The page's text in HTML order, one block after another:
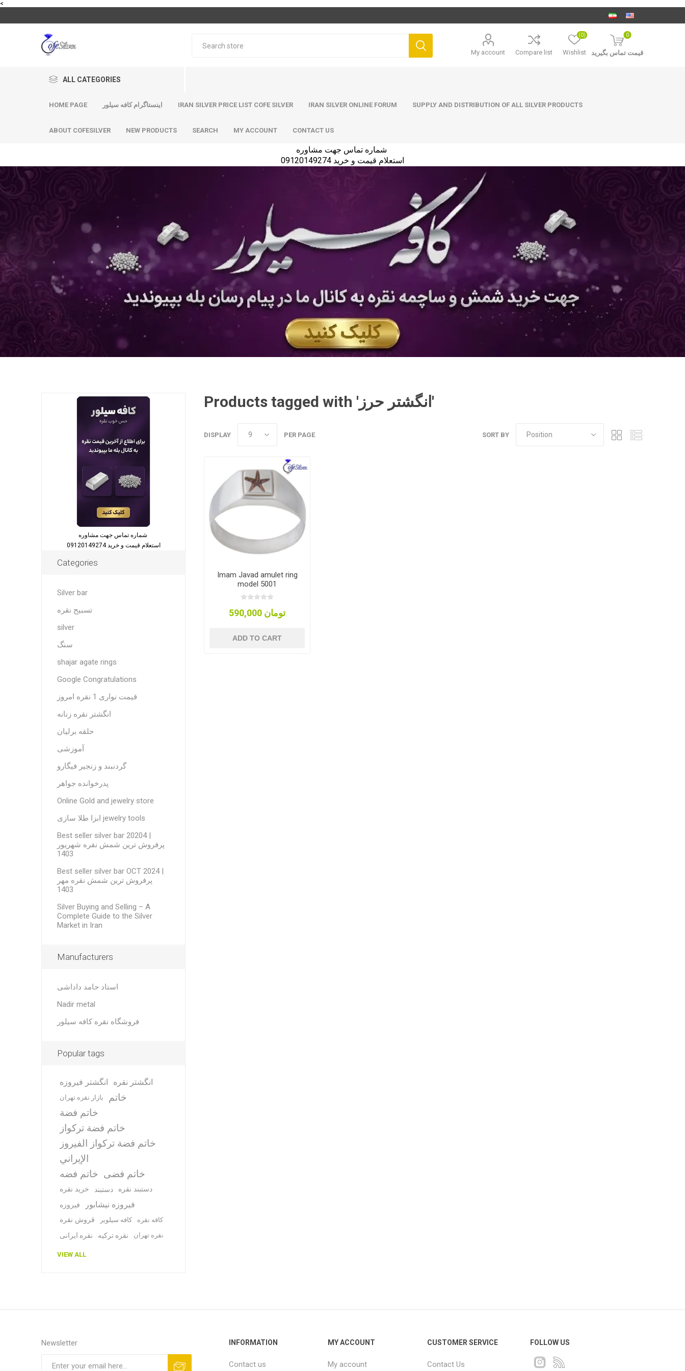
<
My account Compare list Wishlist
(0) 0
قیمت تماس بگیرید
ALL CATEGORIES
HOME PAGE اینستاگرام کافه سیلور IRAN SILVER PRICE LIST COFE SILVER IRAN SILVER ONLINE FORUM SUPPLY AND DISTRIBUTION OF ALL SILVER PRODUCTS
ABOUT COFESILVER NEW PRODUCTS SEARCH MY ACCOUNT CONTACT US
استعلام قیمت و خرید 09120149274
Products tagged with 'انگشتر حرز'
SORT BY
DISPLAY PER PAGE
Imam Javad amulet ring
model 5001
590,000 تومان
ADD TO CART
استعلام قیمت و خرید 09120149274
Categories
Silver bar
تسبیح نقره
silver
سنگ
shajar agate rings
Google Congratulations
قیمت نواری 1 نقره امروز
انگشتر نقره زنانه
حلقه برلیان
آموزشی
گردنبند و زنجیر فیگارو
پدرخوانده جواهر
Online Gold and jewelry store
ابزا طلا سازی jewelry tools
Best seller silver bar 20204 |
پرفروش ترین شمش نقره شهریور
1403
Best seller silver bar OCT 2024 |
پرفروش ترین شمش نقره مهر
1403
Silver Buying and Selling – A
Complete Guide to the Silver
Market in Iran
Manufacturers
استاد حامد داداشی
Nadir metal
فروشگاه نقره کافه سیلور
Popular tags
انگشتر فیروزه انگشتر نقره
بازار نقره تهران
خاتم
خاتم فضة
خاتم فضة تركواز
خاتم فضة تركواز الفيروز
الإيراني
خاتم فضه خاتم فضی
خرید نقره دستبند دستبند نقره
فیروزه فیروزه نیشابور
قروش نقره کافه سیلویر کافه نقره
نقره ایرانی نقره ترکیه نقره تهران
VIEW ALL
Newsletter INFORMATION
Contact us
MY ACCOUNT
My account
CUSTOMER SERVICE
Contact Us
FOLLOW US